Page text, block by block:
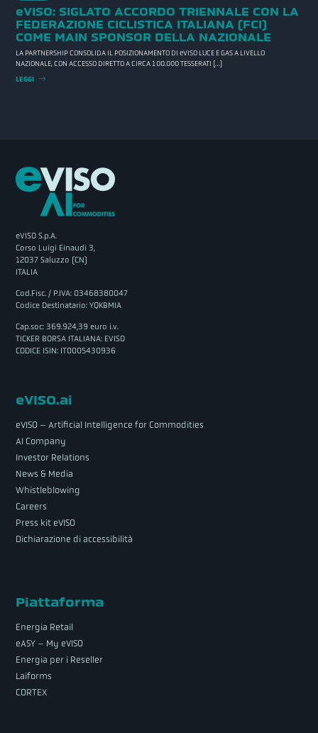
eVISO: SIGLATO ACCORDO TRIENNALE CON LA
FEDERAZIONE CICLISTICA ITALIANA (FCI)
COME MAIN SPONSOR DELLA NAZIONALE
LA PARTNERSHIP CONSOLIDA IL POSIZIONAMENTO DI eVISO LUCE E GAS A LIVELLO
NAZIONALE, CON ACCESSO DIRETTO A CIRCA 100.000 TESSERATI […]
LEGGI
eVISO S.p.A.
Corso Luigi Einaudi 3,
12037 Saluzzo (CN)
ITALIA
Cod.Fisc. / P.IVA: 03468380047
Codice Destinatario: YQKBMIA
Cap.soc: 369.924,39 euro i.v.
TICKER BORSA ITALIANA: EVISO
CODICE ISIN: IT0005430936
eVISO.ai
eVISO – Artificial Intelligence for Commodities
AI Company
Investor Relations
News & Media
Whistleblowing
Careers
Press kit eVISO
Dichiarazione di accessibilità
Piattaforma
Energia Retail
eASY – My eVISO
Energia per i Reseller
Laiforms
CORTEX